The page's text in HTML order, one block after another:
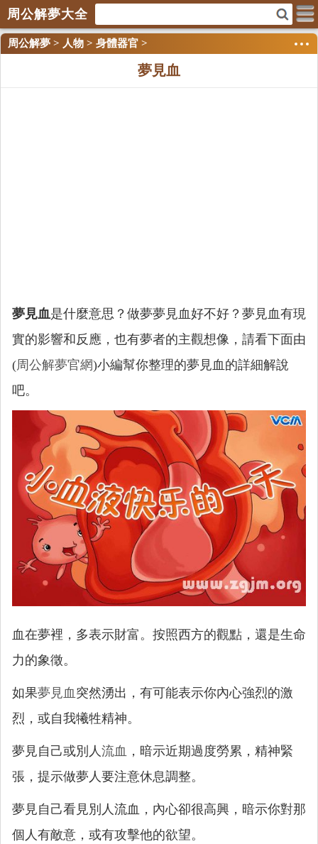
周公解夢大全
周公解夢 > 人物 > 身體器官 >
夢見血
夢見血是什麼意思？做夢夢見血好不好？夢見血有現
實的影響和反應，也有夢者的主觀想像，請看下面由
(周公解夢官網)小編幫你整理的夢見血的詳細解說
吧。
血在夢裡，多表示財富。按照西方的觀點，還是生命
力的象徵。
如果夢見血 突然湧出，有可能表示你內心強烈的激
烈，或自我犧牲精神。
夢見自己或別人流血 ，暗示近期過度勞累，精神緊
張，提示做夢人要注意休息調整。
夢見自己看見別人流血，內心卻很高興，暗示你對那
個人有敵意，或有攻擊他的欲望。